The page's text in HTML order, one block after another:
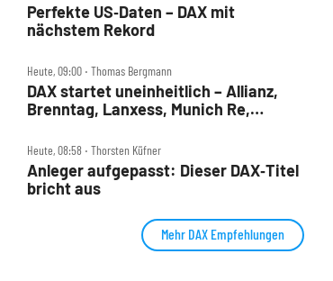
Perfekte US‑Daten – DAX mit
nächstem Rekord
Heute, 09:00 ‧ Thomas Bergmann
DAX startet uneinheitlich – Allianz,
Brenntag, Lanxess, Munich Re,
Heute, 08:58 ‧ Thorsten Küfner
Anleger aufgepasst: Dieser DAX‑Titel
bricht aus
Mehr DAX Empfehlungen